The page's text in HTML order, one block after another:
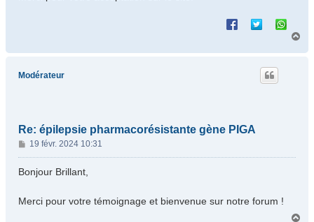
Modérateur
Re: épilepsie pharmacorésistante gène PIGA
M
e
s
g
19 févr. 2024 10:31
Bonjour Brillant,
Merci pour votre témoignage et bienvenue sur notre forum !